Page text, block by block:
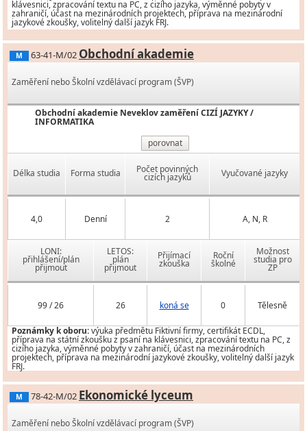
klávesnici, zpracování textu na PC, z cizího jazyka, výměnné pobyty v
zahraničí, účast na mezinárodních projektech, příprava na mezinárodní
jazykové zkoušky, volitelný další jazyk FRJ.
M 63-41-M/02 Obchodní akademie
Zaměření nebo Školní vzdělávací program (ŠVP)
Obchodní akademie Neveklov zaměření CIZÍ JAZYKY /
INFORMATIKA
porovnat
Délka studia Forma studia Počet povinných
cizích jazyků Vyučované jazyky
4,0 Denní 2 A, N, R
LONI:
přihlášení/plán
přijmout
LETOS:
plán
přijmout
Přijímací
zkouška
Roční
školné
Možnost
studia pro
ZP
99 / 26 26 koná se 0 Tělesně
Poznámky k oboru:výuka předmětu Fiktivní firmy, certifikát ECDL,
příprava na státní zkoušku z psaní na klávesnici, zpracování textu na PC, z
cizího jazyka, výměnné pobyty v zahraničí, účast na mezinárodních
projektech, příprava na mezinárodní jazykové zkoušky, volitelný další jazyk
FRJ.
M 78-42-M/02 Ekonomické lyceum
Zaměření nebo Školní vzdělávací program (ŠVP)